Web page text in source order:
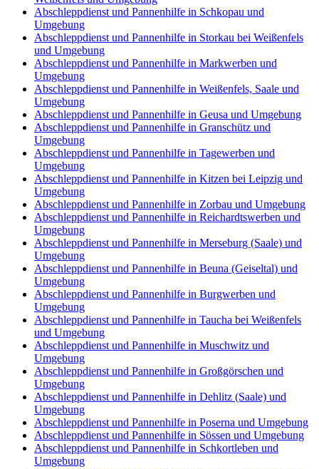
Abschleppdienst und Pannenhilfe in Schkopau und
Umgebung
Abschleppdienst und Pannenhilfe in Storkau bei Weißenfels
und Umgebung
Abschleppdienst und Pannenhilfe in Markwerben und
Umgebung
Abschleppdienst und Pannenhilfe in Weißenfels, Saale und
Umgebung
Abschleppdienst und Pannenhilfe in Geusa und Umgebung
Abschleppdienst und Pannenhilfe in Granschütz und
Umgebung
Abschleppdienst und Pannenhilfe in Tagewerben und
Umgebung
Abschleppdienst und Pannenhilfe in Kitzen bei Leipzig und
Umgebung
Abschleppdienst und Pannenhilfe in Zorbau und Umgebung
Abschleppdienst und Pannenhilfe in Reichardtswerben und
Umgebung
Abschleppdienst und Pannenhilfe in Merseburg (Saale) und
Umgebung
Abschleppdienst und Pannenhilfe in Beuna (Geiseltal) und
Umgebung
Abschleppdienst und Pannenhilfe in Burgwerben und
Umgebung
Abschleppdienst und Pannenhilfe in Taucha bei Weißenfels
und Umgebung
Abschleppdienst und Pannenhilfe in Muschwitz und
Umgebung
Abschleppdienst und Pannenhilfe in Großgörschen und
Umgebung
Abschleppdienst und Pannenhilfe in Dehlitz (Saale) und
Umgebung
Abschleppdienst und Pannenhilfe in Poserna und Umgebung
Abschleppdienst und Pannenhilfe in Sössen und Umgebung
Abschleppdienst und Pannenhilfe in Schkortleben und
Umgebung